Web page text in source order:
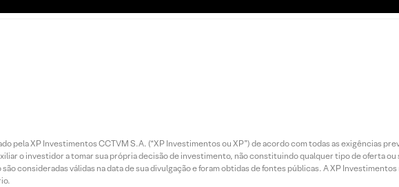
pela XP Investimentos CCTVM S.A. (“XP Investimentos ou XP”) de acordo com todas as exigências
o investidor a tomar sua própria decisão de investimento, não constituindo qualquer tipo de oferta
consideradas válidas na data de sua divulgação e foram obtidas de fontes públicas. A XP